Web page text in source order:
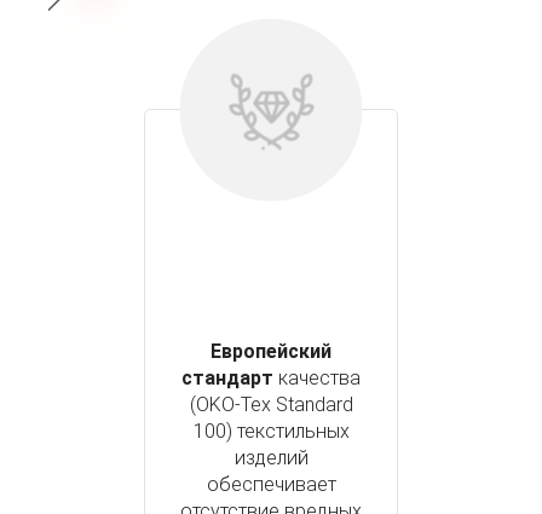
Европейский
стандарт качества
(OKO-Tex Standard
100) текстильных
изделий
обеспечивает